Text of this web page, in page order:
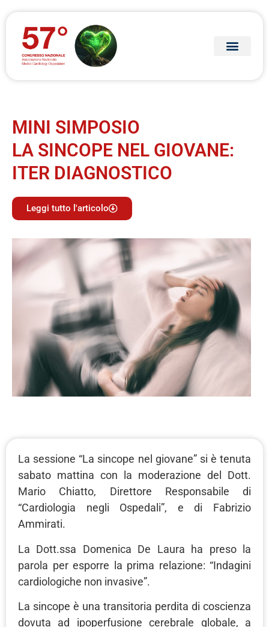
MINI SIMPOSIO
LA SINCOPE NEL GIOVANE:
ITER DIAGNOSTICO
Leggi tutto l'articolo
La sessione “La sincope nel giovane” si è tenuta
sabato mattina con la moderazione del Dott.
Mario Chiatto, Direttore Responsabile di
“Cardiologia negli Ospedali”, e di Fabrizio
Ammirati.
La Dott.ssa Domenica De Laura ha preso la
parola per esporre la prima relazione: “Indagini
cardiologiche non invasive”.
La sincope è una transitoria perdita di coscienza
dovuta ad ipoperfusione cerebrale globale, a